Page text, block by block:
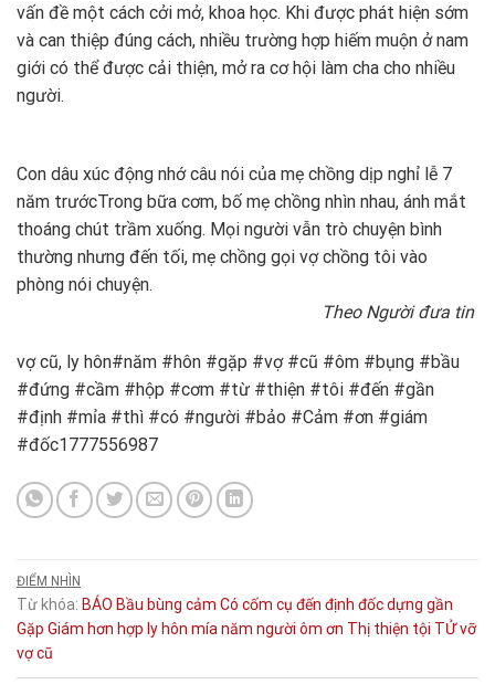
vấn đề một cách cởi mở, khoa học. Khi được phát hiện sớm
và can thiệp đúng cách, nhiều trường hợp hiếm muộn ở nam
giới có thể được cải thiện, mở ra cơ hội làm cha cho nhiều
người.
Con dâu xúc động nhớ câu nói của mẹ chồng dịp nghỉ lễ 7
năm trướcTrong bữa cơm, bố mẹ chồng nhìn nhau, ánh mắt
thoáng chút trầm xuống. Mọi người vẫn trò chuyện bình
thường nhưng đến tối, mẹ chồng gọi vợ chồng tôi vào
phòng nói chuyện.
Theo Người đưa tin
vợ cũ, ly hôn#năm #hôn #gặp #vợ #cũ #ôm #bụng #bầu
#đứng #cầm #hộp #cơm #từ #thiện #tôi #đến #gần
#định #mỉa #thì #có #người #bảo #Cảm #ơn #giám
#đốc1777556987
ĐIỂM NHÌN
Từ khóa: BÁO Bầu bùng cảm Có cốm cụ đến định đốcdựng gần
Gặp Giám hơn hợp ly hôn míanăm người ôm ơn Thị thiện tội TỬvỡ
vợ cũ